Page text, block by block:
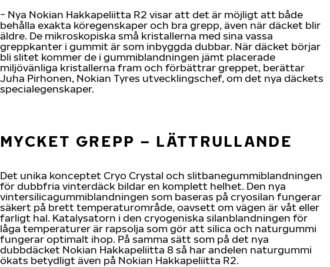
− Nya Nokian Hakkapeliitta R2 visar att det är möjligt att både
behålla exakta köregenskaper och bra grepp, även när däcket blir
äldre. De mikroskopiska små kristallerna med sina vassa
greppkanter i gummit är som inbyggda dubbar. När däcket börjar
bli slitet kommer de i gummiblandningen jämt placerade
miljövänliga kristallerna fram och förbättrar greppet, berättar
Juha Pirhonen, Nokian Tyres utvecklingschef, om det nya däckets
specialegenskaper.
MYCKET GREPP – LÄTTRULLANDE
Det unika konceptet Cryo Crystal och slitbanegummiblandningen
för dubbfria vinterdäck bildar en komplett helhet. Den nya
vintersilicagummiblandningen som baseras på cryosilan fungerar
säkert på brett temperaturområde, oavsett om vägen är våt eller
farligt hal. Katalysatorn i den cryogeniska silanblandningen för
låga temperaturer är rapsolja som gör att silica och naturgummi
fungerar optimalt ihop. På samma sätt som på det nya
dubbdäcket Nokian Hakkapeliitta 8 så har andelen naturgummi
ökats betydligt även på Nokian Hakkapeliitta R2.